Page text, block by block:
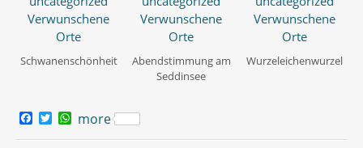
Schwanenschönheit
Abendstimmung am
Seddinsee
Wurzeleichenwurzel
c
T
i
W
a
more